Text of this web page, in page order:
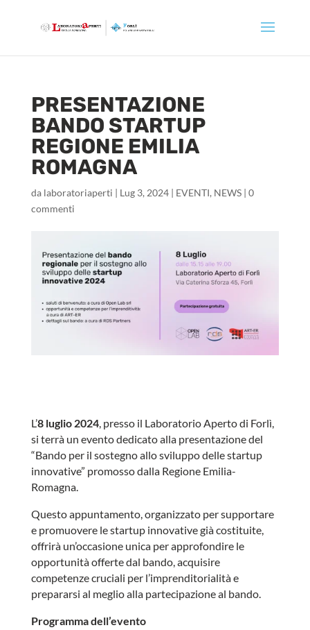
PRESENTAZIONE
BANDO STARTUP
REGIONE EMILIA
ROMAGNA
da laboratoriaperti | Lug 3, 2024| EVENTI, NEWS| 0
commenti
L’8 luglio 2024, presso il Laboratorio Aperto di Forlì,
si terrà un evento dedicato alla presentazione del
“Bando per il sostegno allo sviluppo delle startup
innovative” promosso dalla Regione Emilia-
Romagna.
Questo appuntamento, organizzato per supportare
e promuovere le startup innovative già costituite,
offrirà un’occasione unica per approfondire le
opportunità offerte dal bando, acquisire
competenze cruciali per l’imprenditorialità e
prepararsi al meglio alla partecipazione al bando.
Programma dell’evento